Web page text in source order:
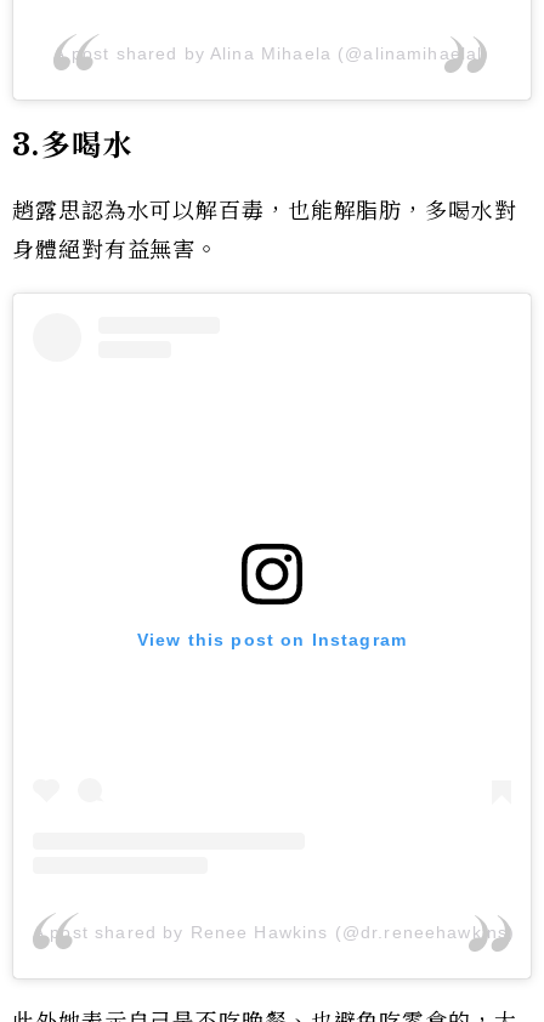
A post shared by Alina Mihaela (@alinamihaelal)
3.多喝水
趙露思認為水可以解百毒，也能解脂肪，多喝水對
身體絕對有益無害。
View this post on Instagram
A post shared by Renee Hawkins (@dr.reneehawkins)